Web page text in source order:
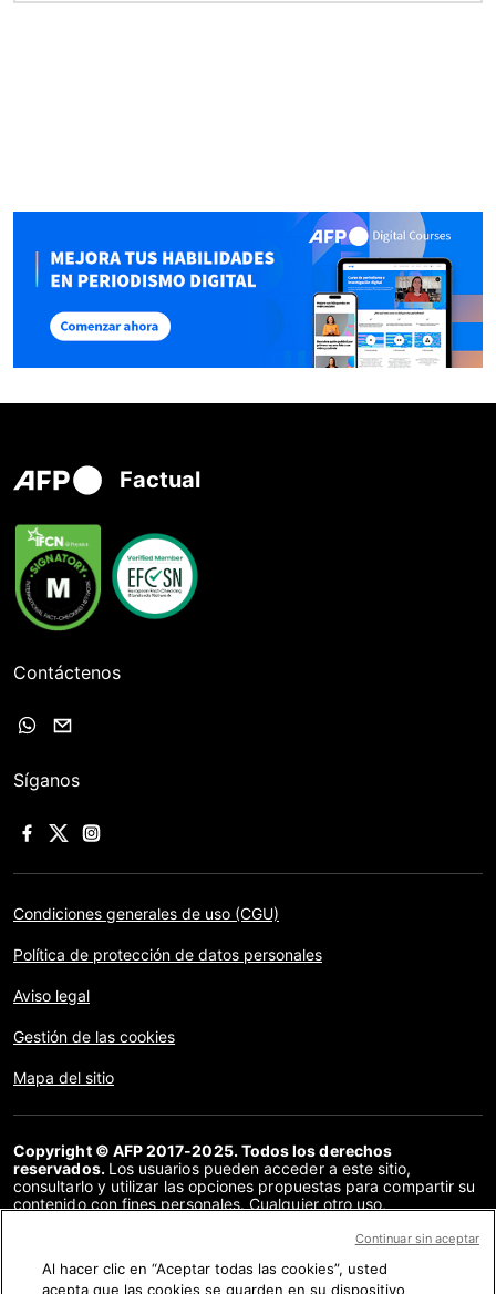
Factual
Contáctenos
Síganos
Condiciones generales de uso (CGU)
Política de protección de datos personales
Aviso legal
Gestión de las cookies
Mapa del sitio
Copyright © AFP 2017-2025. Todos los derechos
reservados. Los usuarios pueden acceder a este sitio,
consultarlo y utilizar las opciones propuestas para compartir su
contenido con fines personales. Cualquier otro uso,
distribución del contenido de este sitio, en su totalidad o en
acuerdo específico firmado con la AFP, está estrictamente
Al hacer clic en “Aceptar todas las cookies”, usted
acepta que las cookies se guarden en su dispositivo
Continuar sin aceptar